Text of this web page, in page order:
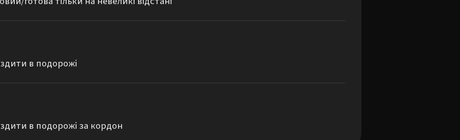
в подорожі
в подорожі за кордон